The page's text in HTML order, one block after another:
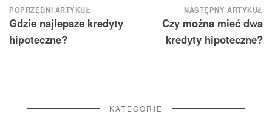
Nawigacja
wpisu
POPRZEDNI ARTYKUŁ
Gdzie najlepsze kredyty
hipoteczne?
NASTĘPNY ARTYKUŁ
Czy można mieć dwa
kredyty hipoteczne?
KATEGORIE